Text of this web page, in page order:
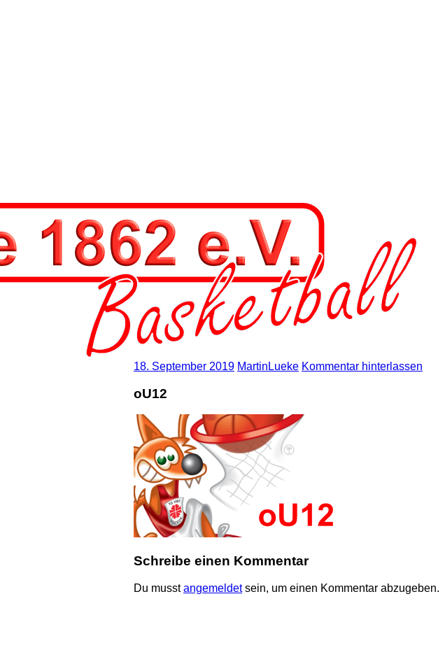
18. September 2019 MartinLueke Kommentar hinterlassen
oU12
Schreibe einen Kommentar
Du musstangemeldetsein, um einen Kommentar abzugeben.